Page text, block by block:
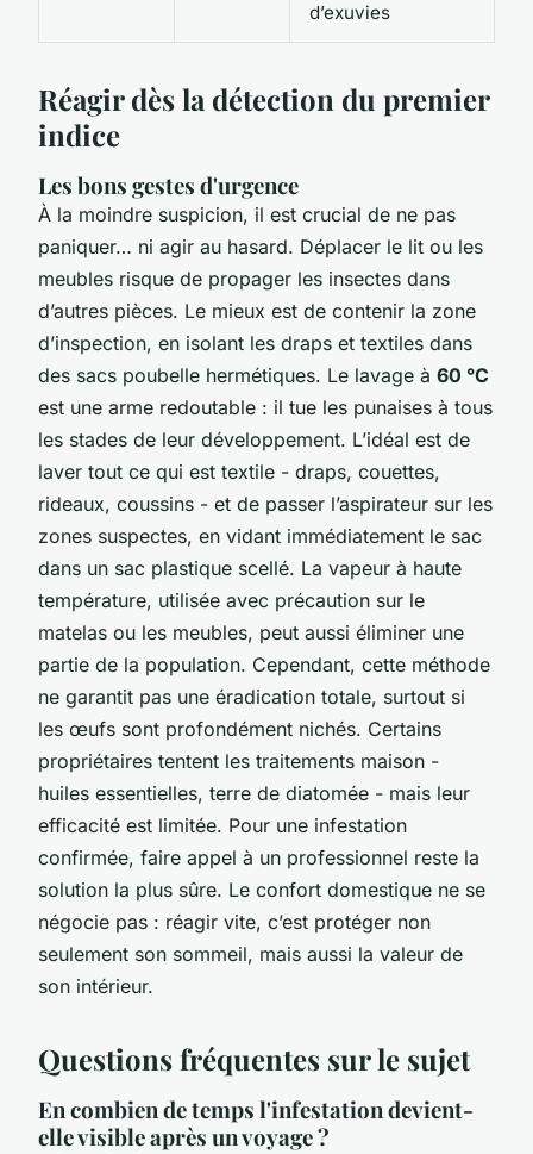
d’exuvies
Réagir dès la détection du premier
indice
Les bons gestes d'urgence
À la moindre suspicion, il est crucial de ne pas
paniquer… ni agir au hasard. Déplacer le lit ou les
meubles risque de propager les insectes dans
d’autres pièces. Le mieux est de contenir la zone
d’inspection, en isolant les draps et textiles dans
des sacs poubelle hermétiques. Le lavage à 60 °C
est une arme redoutable : il tue les punaises à tous
les stades de leur développement. L’idéal est de
laver tout ce qui est textile - draps, couettes,
rideaux, coussins - et de passer l’aspirateur sur les
zones suspectes, en vidant immédiatement le sac
dans un sac plastique scellé. La vapeur à haute
température, utilisée avec précaution sur le
matelas ou les meubles, peut aussi éliminer une
partie de la population. Cependant, cette méthode
ne garantit pas une éradication totale, surtout si
les œufs sont profondément nichés. Certains
propriétaires tentent les traitements maison -
huiles essentielles, terre de diatomée - mais leur
efficacité est limitée. Pour une infestation
confirmée, faire appel à un professionnel reste la
solution la plus sûre. Le confort domestique ne se
négocie pas : réagir vite, c’est protéger non
seulement son sommeil, mais aussi la valeur de
son intérieur.
Questions fréquentes sur le sujet
En combien de temps l'infestation devient-
elle visible après un voyage ?